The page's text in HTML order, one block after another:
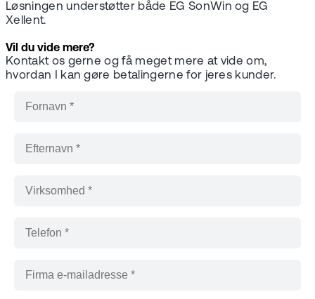
Løsningen understøtter både EG SonWin og EG
Xellent.
Vil du vide mere?
Kontakt os gerne og få meget mere at vide om,
hvordan I kan gøre betalingerne for jeres kunder.